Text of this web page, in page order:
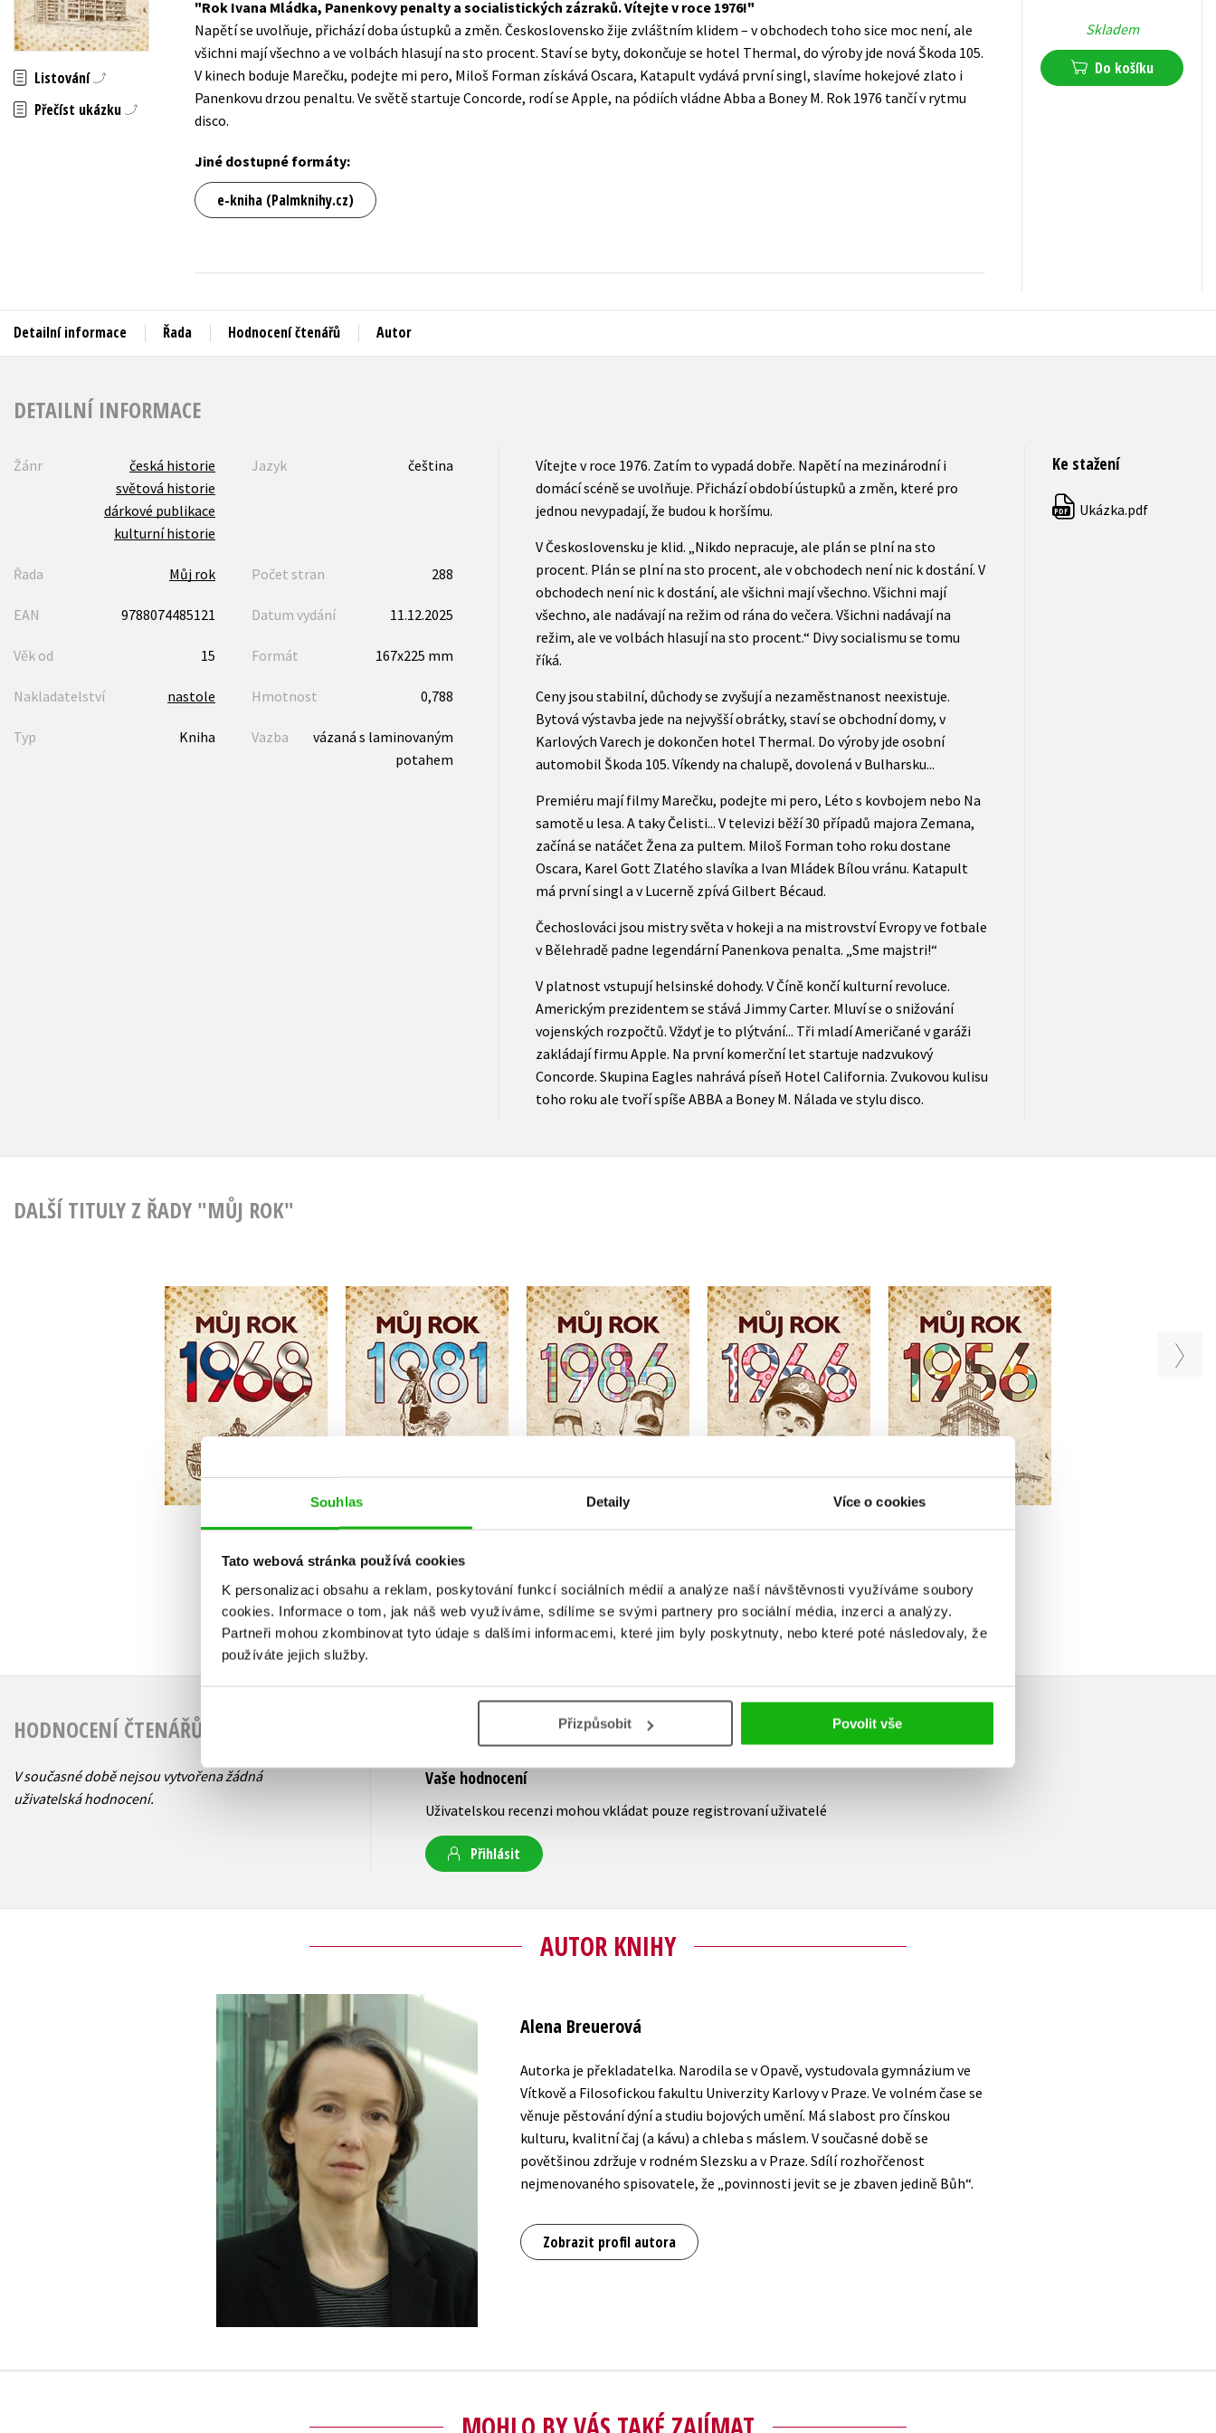
Souhlas Detaily Více o cookies
Tato webová stránka používá cookies
K personalizaci obsahu a reklam, poskytování funkcí sociálních médií a analýze naší návštěvnosti využíváme soubory
cookies. Informace o tom, jak náš web využíváme, sdílíme se svými partnery pro sociální média, inzerci a analýzy.
Partneři mohou zkombinovat tyto údaje s dalšími informacemi, které jim byly poskytnuty, nebo které poté následovaly, že
používáte jejich služby.
Přizpůsobit Povolit vše
Auto - moto
Beletrie pro děti
Beletrie pro dospělé
Byznys a ekonomie
Jazyky
Kalendáře
Kariéra a osobní rozvoj
Populárně - naučná pro dospělé
Populárně - naučné pro děti
Předškoláci
Příroda a zahrada
Young adult (SK)
Zahraniční literatura
Zdraví a životní styl
Listování
Přečíst ukázku
Rok Ivana Mládka, Panenkovy penalty a socialistických zázraků. Vítejte v roce 1976!
Napětí se uvolňuje, přichází doba ústupků a změn. Československo žije zvláštním klidem – v obchodech toho sice moc není, ale
všichni mají všechno a ve volbách hlasují na sto procent. Staví se byty, dokončuje se hotel Thermal, do výroby jde nová Škoda 105.
V kinech boduje Marečku, podejte mi pero, Miloš Forman získává Oscara, Katapult vydává první singl, slavíme hokejové zlato i
Panenkovu drzou penaltu. Ve světě startuje Concorde, rodí se Apple, na pódiích vládne Abba a Boney M. Rok 1976 tančí v rytmu
disco.
Jiné dostupné formáty:
e-kniha (Palmknihy.cz)
Skladem
Do košíku
Detailní informace Řada Hodnocení čtenářů Autor
DETAILNÍ INFORMACE
Žánr
česká historie
světová historie
dárkové publikace
kulturní historie
Jazyk čeština
Řada Můj rok Počet stran 288
EAN 9788074485121 Datum vydání 11.12.2025
Věk od 15 Formát 167x225 mm
Nakladatelství nastole Hmotnost 0,788
Typ Kniha Vazba
vázaná s laminovaným
potahem
Vítejte v roce 1976. Zatím to vypadá dobře. Napětí na mezinárodní i
domácí scéně se uvolňuje. Přichází období ústupků a změn, které pro
jednou nevypadají, že budou k horšímu.
V Československu je klid. „Nikdo nepracuje, ale plán se plní na sto
procent. Plán se plní na sto procent, ale v obchodech není nic k dostání. V
obchodech není nic k dostání, ale všichni mají všechno. Všichni mají
všechno, ale nadávají na režim od rána do večera. Všichni nadávají na
režim, ale ve volbách hlasují na sto procent.“ Divy socialismu se tomu
říká.
Ceny jsou stabilní, důchody se zvyšují a nezaměstnanost neexistuje.
Bytová výstavba jede na nejvyšší obrátky, staví se obchodní domy, v
Karlových Varech je dokončen hotel Thermal. Do výroby jde osobní
automobil Škoda 105. Víkendy na chalupě, dovolená v Bulharsku...
Premiéru mají filmy Marečku, podejte mi pero, Léto s kovbojem nebo Na
samotě u lesa. A taky Čelisti... V televizi běží 30 případů majora Zemana,
začíná se natáčet Žena za pultem. Miloš Forman toho roku dostane
Oscara, Karel Gott Zlatého slavíka a Ivan Mládek Bílou vránu. Katapult
má první singl a v Lucerně zpívá Gilbert Bécaud.
Čechoslováci jsou mistry světa v hokeji a na mistrovství Evropy ve fotbale
v Bělehradě padne legendární Panenkova penalta. „Sme majstri!“
V platnost vstupují helsinské dohody. V Číně končí kulturní revoluce.
Americkým prezidentem se stává Jimmy Carter. Mluví se o snižování
vojenských rozpočtů. Vždyť je to plýtvání... Tři mladí Američané v garáži
zakládají firmu Apple. Na první komerční let startuje nadzvukový
Concorde. Skupina Eagles nahrává píseň Hotel California. Zvukovou kulisu
toho roku ale tvoří spíše ABBA a Boney M. Nálada ve stylu disco.
Ke stažení
PDF Ukázka.pdf
DALŠÍ TITULY Z ŘADY "MŮJ ROK"
Můj rok 1968
Alena Breuerová
,
Jarmila Frejtichová
Můj rok 1981
Kateřina Komárková
Můj rok 1986
Martina Coufalová
399 Kč
319 Kč
Můj rok 1966
Markéta Kyzlinková
399 Kč
Můj rok 1956
Jarmila Frejtichová
399 Kč
Markéta Nekolová
HODNOCENÍ ČTENÁŘŮ
V současné době nejsou vytvořena žádná
uživatelská hodnocení.
Vaše hodnocení
Uživatelskou recenzi mohou vkládat pouze registrovaní uživatelé
Přihlásit
AUTOR KNIHY
Alena Breuerová
Autorka je překladatelka. Narodila se v Opavě, vystudovala gymnázium ve
Vítkově a Filosofickou fakultu Univerzity Karlovy v Praze. Ve volném čase se
věnuje pěstování dýní a studiu bojových umění. Má slabost pro čínskou
kulturu, kvalitní čaj (a kávu) a chleba s máslem. V současné době se
povětšinou zdržuje v rodném Slezsku a v Praze. Sdílí rozhořčenost
nejmenovaného spisovatele, že „povinnosti jevit se je zbaven jedině Bůh“.
Zobrazit profil autora